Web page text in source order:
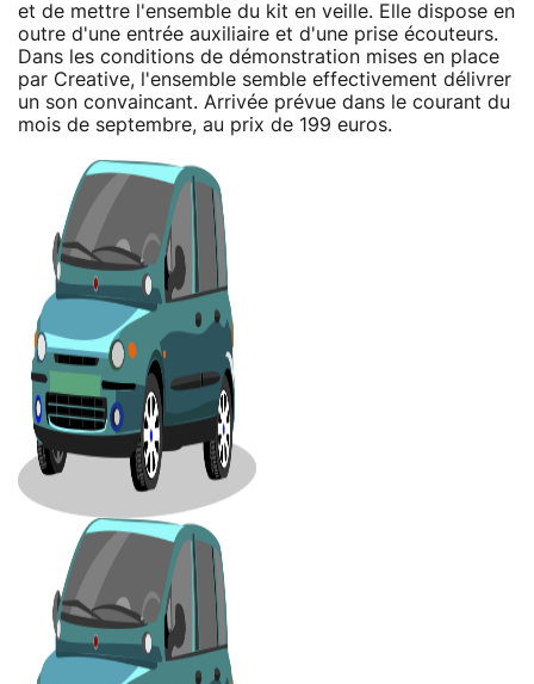
et de mettre l'ensemble du kit en veille. Elle dispose en
outre d'une entrée auxiliaire et d'une prise écouteurs.
Dans les conditions de démonstration mises en place
par Creative, l'ensemble semble effectivement délivrer
un son convaincant. Arrivée prévue dans le courant du
mois de septembre, au prix de 199 euros.